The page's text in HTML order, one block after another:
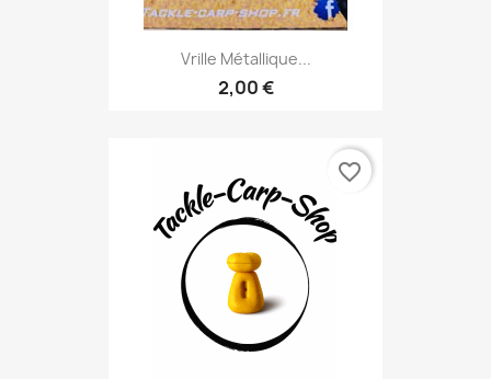
Vrille Métallique...
2,00 €
favorite_border